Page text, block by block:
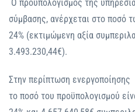
Ο προϋπολογισμός της
σύμβασης, ανέρχεται στο ποσό
24% (εκτιμώμενη αξία
3.493.230,44€).
Στην περίπτωση
το ποσό του προϋπολογισμού